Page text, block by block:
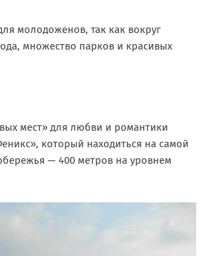
молодоженов, так как вокруг
множество парков и красивых
мест» для любви и романтики
который находиться на самой
— 400 метров на уровнем